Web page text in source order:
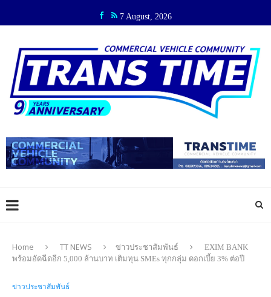
7 August, 2026
Home TT NEWS ข่าวประชาสัมพันธ์
EXIM BANK
พร้อมอัดฉีดอีก 5,000 ล้านบาท เติมทุน SMEs ทุกกลุ่ม ดอกเบี้ย 3% ต่อปี
ข่าวประชาสัมพันธ์